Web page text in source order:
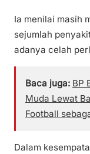
Ia menilai masih
sejumlah
adanya celah
Baca juga: BP
Muda Lewat
Football
Dalam